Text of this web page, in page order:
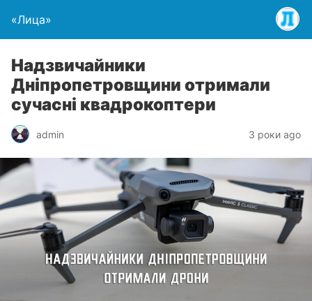
«Лица»
Надзвичайники
Дніпропетровщини отримали
сучасні квадрокоптери
admin 3 роки ago